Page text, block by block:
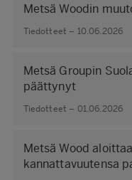
Metsä Woodin
Tiedotteet – 10.06.2026
Metsä Groupin
päättynyt
Tiedotteet – 01.06.2026
Metsä Wood
kannattavuutensa